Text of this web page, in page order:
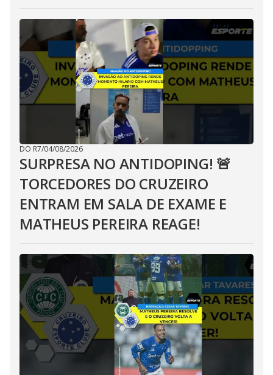
DO R7/04/08/2026
SURPRESA NO ANTIDOPING! 🚨
TORCEDORES DO CRUZEIRO
ENTRAM EM SALA DE EXAME E
MATHEUS PEREIRA REAGE!